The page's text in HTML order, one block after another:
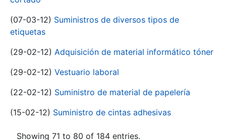
(07-03-12) Suministros de diversos tipos de
etiquetas
(29-02-12) Adquisición de material informático tóner
(29-02-12) Vestuario laboral
(22-02-12) Suministro de material de papelería
(15-02-12) Suministro de cintas adhesivas
Showing 71 to 80 of 184 entries.